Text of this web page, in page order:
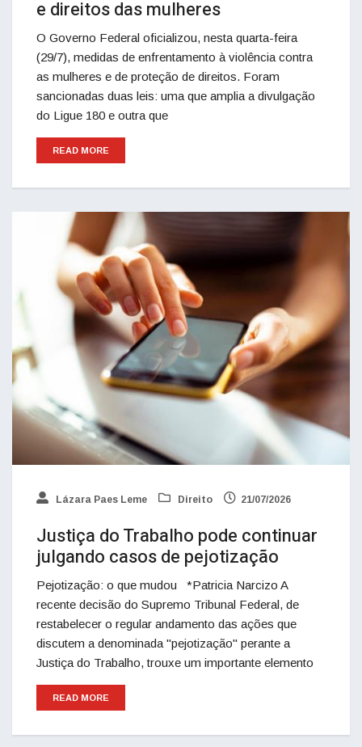
e direitos das mulheres
O Governo Federal oficializou, nesta quarta-feira
(29/7), medidas de enfrentamento à violência contra
as mulheres e de proteção de direitos. Foram
sancionadas duas leis: uma que amplia a divulgação
do Ligue 180 e outra que
READ MORE
Lázara Paes Leme Direito 21/07/2026
Justiça do Trabalho pode continuar
julgando casos de pejotização
Pejotização: o que mudou *Patricia Narcizo A
recente decisão do Supremo Tribunal Federal, de
restabelecer o regular andamento das ações que
discutem a denominada "pejotização" perante a
Justiça do Trabalho, trouxe um importante elemento
READ MORE